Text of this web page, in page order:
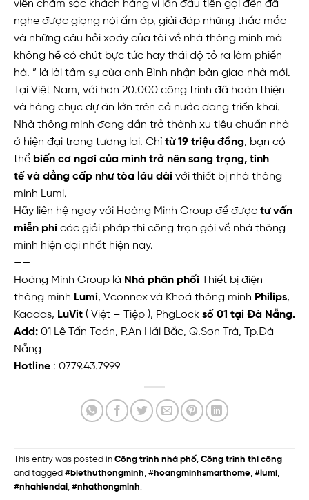
viên chăm sóc khách hàng vì lần đầu tiên gọi đến đã
nghe được giọng nói ấm áp, giải đáp những thắc mắc
và những câu hỏi xoáy của tôi về nhà thông minh mà
không hề có chút bực tức hay thái độ tỏ ra làm phiền
hà. ” là lời tâm sự của anh Bình nhận bàn giao nhà mới.
Tại Việt Nam, với hơn 20.000 công trình đã hoàn thiện
và hàng chục dự án lớn trên cả nước đang triển khai.
Nhà thông minh đang dần trở thành xu tiêu chuẩn nhà
ở hiện đại trong tương lai. Chỉ từ 19 triệu đồng, bạn có
thể biến cơ ngơi của mình trở nên sang trọng, tinh
tế và đẳng cấp như tòa lâu đài với thiết bị nhà thông
minh Lumi.
Hãy liên hệ ngay với Hoàng Minh Group để được tư vấn
miễn phí các giải pháp thi công trọn gói về nhà thông
minh hiện đại nhất hiện nay.
——
Hoàng Minh Group là Nhà phân phối Thiết bị điện
thông minh Lumi, Vconnex và Khoá thông minh Philips,
Kaadas, LuVit ( Việt – Tiệp ), PhgLock số 01 tại Đà Nẵng.
Add: 01 Lê Tấn Toán, P.An Hải Bắc, Q.Sơn Trà, Tp.Đà
Nẵng
Hotline : 0779.43.7999
This entry was posted in Công trình nhà phố, Công trình thi công
and tagged #biethuthongminh, #hoangminhsmarthome, #lumi,
#nhahiendai, #nhathongminh.